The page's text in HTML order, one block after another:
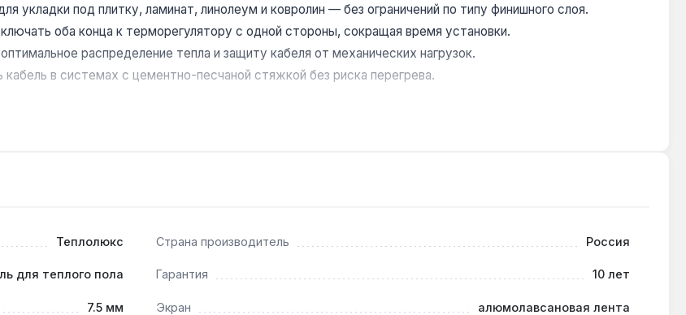
укладки под плитку, ламинат, линолеум и ковролин — без ограничений по типу финишного слоя.
оба конца к терморегулятору с одной стороны, сокращая время установки.
распределение тепла и защиту кабеля от механических нагрузок.
кабель в системах с цементно-песчаной стяжкой без риска перегрева.
до 12 м² при шаге укладки 10 см. Рекомендован для квартир и частных домов с напряжением сети
Теплолюкс Страна производитель Россия
для теплого пола Гарантия 10 лет
7.5 мм Экран алюмолавсановая лента